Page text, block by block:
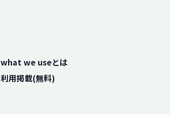
what we useとは
利用掲載(無料)